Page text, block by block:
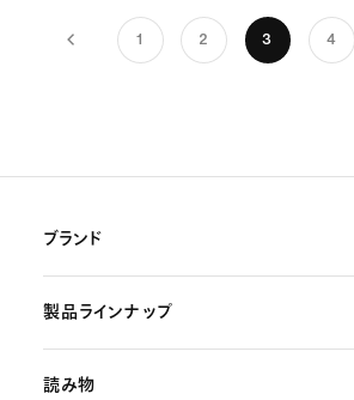
1 2 3 4
ブランド
製品ラインナップ
読み物